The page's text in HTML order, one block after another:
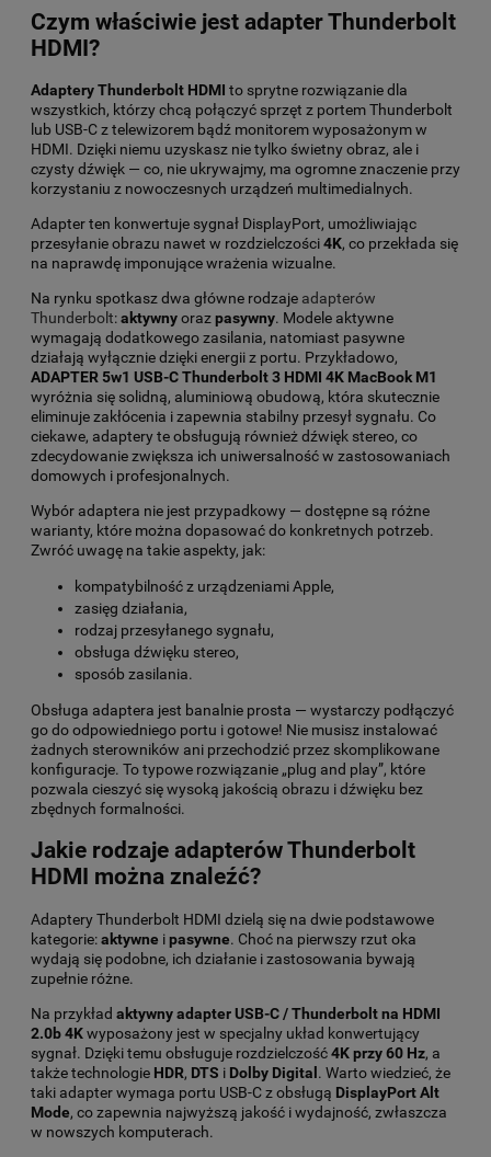
Czym właściwie jest adapter Thunderbolt
HDMI?
Adaptery Thunderbolt HDMI to sprytne rozwiązanie dla
wszystkich, którzy chcą połączyć sprzęt z portem Thunderbolt
lub USB-C z telewizorem bądź monitorem wyposażonym w
HDMI. Dzięki niemu uzyskasz nie tylko świetny obraz, ale i
czysty dźwięk — co, nie ukrywajmy, ma ogromne znaczenie przy
korzystaniu z nowoczesnych urządzeń multimedialnych.
Adapter ten konwertuje sygnał DisplayPort, umożliwiając
przesyłanie obrazu nawet w rozdzielczości4K, co przekłada się
na naprawdę imponujące wrażenia wizualne.
Na rynku spotkasz dwa główne rodzaje adapterów
Thunderbolt:aktywnyorazpasywny. Modele aktywne
wymagają dodatkowego zasilania, natomiast pasywne
działają wyłącznie dzięki energii z portu. Przykładowo,
ADAPTER 5w1 USB-C Thunderbolt 3 HDMI 4K MacBook M1
wyróżnia się solidną, aluminiową obudową, która skutecznie
eliminuje zakłócenia i zapewnia stabilny przesył sygnału. Co
ciekawe, adaptery te obsługują również dźwięk stereo, co
zdecydowanie zwiększa ich uniwersalność w zastosowaniach
domowych i profesjonalnych.
Wybór adaptera nie jest przypadkowy — dostępne są różne
warianty, które można dopasować do konkretnych potrzeb.
Zwróć uwagę na takie aspekty, jak:
kompatybilność z urządzeniami Apple,
zasięg działania,
rodzaj przesyłanego sygnału,
obsługa dźwięku stereo,
sposób zasilania.
Obsługa adaptera jest banalnie prosta — wystarczy podłączyć
go do odpowiedniego portu i gotowe! Nie musisz instalować
żadnych sterowników ani przechodzić przez skomplikowane
konfiguracje. To typowe rozwiązanie „plug and play”, które
pozwala cieszyć się wysoką jakością obrazu i dźwięku bez
zbędnych formalności.
Jakie rodzaje adapterów Thunderbolt
HDMI można znaleźć?
Adaptery Thunderbolt HDMI dzielą się na dwie podstawowe
kategorie:aktywne ipasywne. Choć na pierwszy rzut oka
wydają się podobne, ich działanie i zastosowania bywają
zupełnie różne.
Na przykład aktywny adapter USB-C / Thunderbolt na HDMI
2.0b 4Kwyposażony jest w specjalny układ konwertujący
sygnał. Dzięki temu obsługuje rozdzielczość4K przy 60 Hz, a
także technologie HDR, DTS i Dolby Digital . Warto wiedzieć, że
taki adapter wymaga portu USB-C z obsługą DisplayPort Alt
Mode, co zapewnia najwyższą jakość i wydajność, zwłaszcza
w nowszych komputerach.